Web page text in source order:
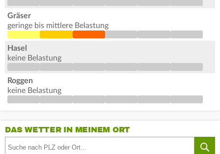
Gräser
geringe bis mittlere Belastung
Hasel
keine Belastung
Roggen
keine Belastung
DAS WETTER IN MEINEM ORT